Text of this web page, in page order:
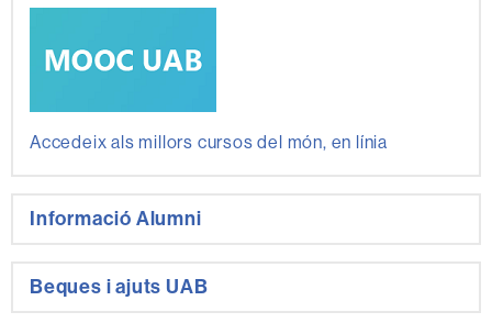
Accedeix als millors cursos del món, en línia
Informació Alumni
Beques i ajuts UAB